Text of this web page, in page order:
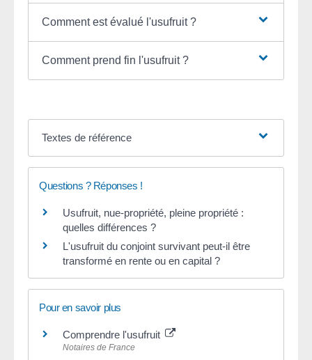
Comment est évalué l'usufruit ?
Comment prend fin l'usufruit ?
Textes de référence
Questions ? Réponses !
Usufruit, nue-propriété, pleine propriété :
quelles différences ?
L'usufruit du conjoint survivant peut-il être
transformé en rente ou en capital ?
Pour en savoir plus
Comprendre l'usufruit
Notaires de France